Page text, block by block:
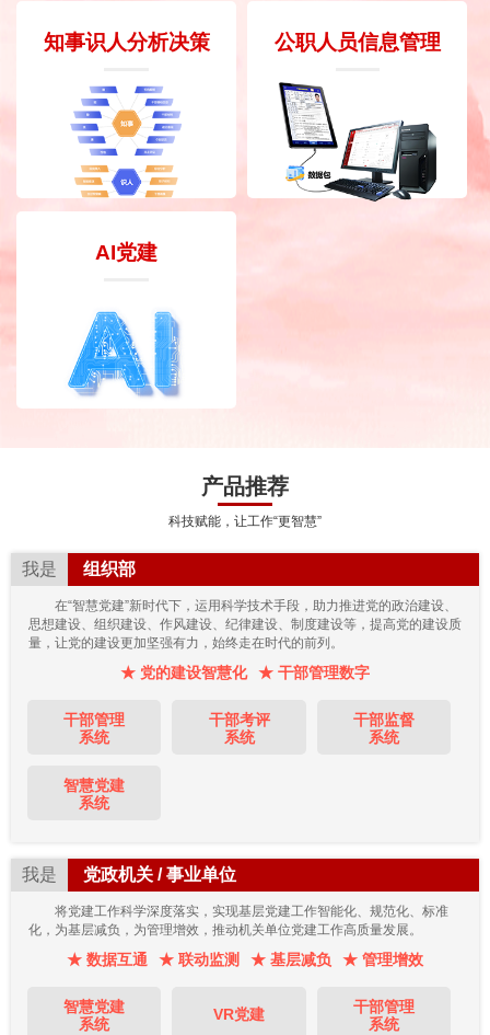
知事识人分析决策 公职人员信息管理
AI党建
产品推荐
科技赋能，让工作“更智慧”
我是 组织部
在“智慧党建”新时代下，运用科学技术手段，助力推进党的政治建设、
思想建设、组织建设、作风建设、纪律建设、制度建设等，提高党的建设质
量，让党的建设更加坚强有力，始终走在时代的前列。
★ 党的建设智慧化 ★ 干部管理数字
干部管理
系统
干部考评
系统
干部监督
系统
智慧党建
系统
我是 党政机关 / 事业单位
将党建工作科学深度落实，实现基层党建工作智能化、规范化、标准
化，为基层减负，为管理增效，推动机关单位党建工作高质量发展。
★ 数据互通 ★ 联动监测 ★ 基层减负 ★ 管理增效
智慧党建
系统
VR党建
干部管理
系统